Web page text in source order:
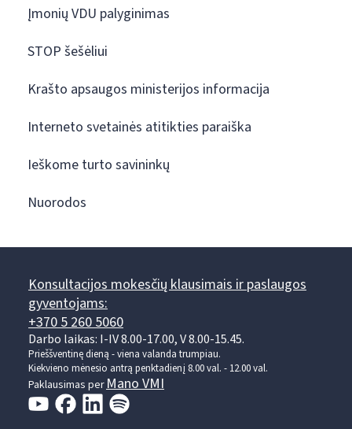
Įmonių VDU palyginimas
STOP šešėliui
Krašto apsaugos ministerijos informacija
Interneto svetainės atitikties paraiška
Ieškome turto savininkų
Nuorodos
Konsultacijos mokesčių klausimais ir paslaugos
gyventojams:
+370 5 260 5060
Darbo laikas: I-IV 8.00-17.00, V 8.00-15.45.
Prieššventinę dieną - viena valanda trumpiau.
Kiekvieno mėnesio antrą penktadienį 8.00 val. - 12.00 val.
Paklausimas per Mano VMI